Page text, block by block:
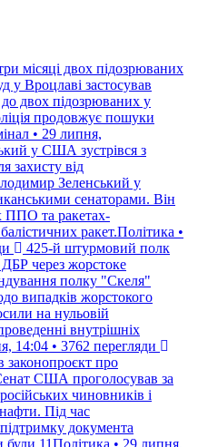
місяці двох підозрюваних
у Вроцлаві застосував
двох підозрюваних у
продовжує пошуки
• 29 липня,
у США зустрівся з
захисту від
Зеленський у
сенаторами. Він
ППО та ракетах-
ракет.Політика •
425-й штурмовий полк
через жорстоке
полку "Скеля"
випадків жорстокого
на нульовій
внутрішніх
14:04 • 3762 перегляди
про
США проголосував за
чиновників і
Під час
документа
були 11Політика • 29 липня,